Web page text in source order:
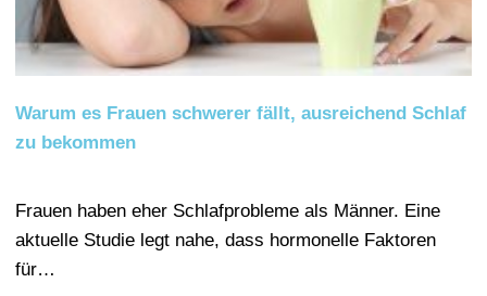
Warum es Frauen schwerer fällt, ausreichend Schlaf
zu bekommen
Frauen haben eher Schlafprobleme als Männer. Eine
aktuelle Studie legt nahe, dass hormonelle Faktoren
für…